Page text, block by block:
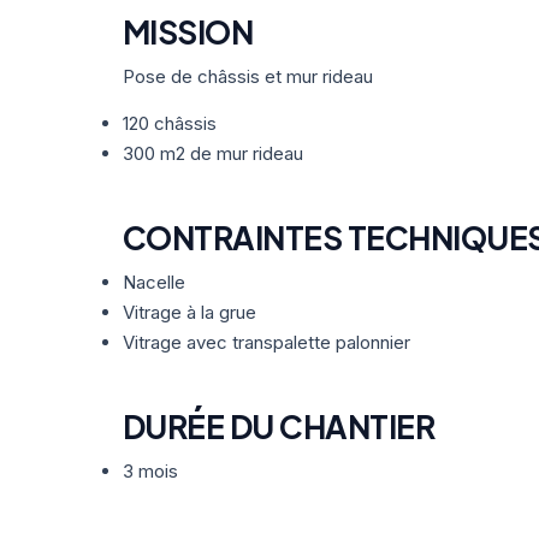
MISSION
Pose de châssis et mur rideau
120 châssis
300 m2 de mur rideau
CONTRAINTES
Nacelle
Vitrage à la grue
Vitrage avec transpalette palonnier
DURÉE DU CHANTIER
3 mois